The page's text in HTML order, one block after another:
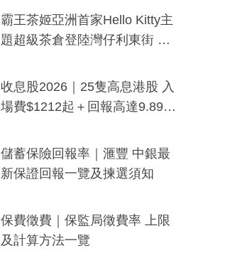
分鐘生成「貼地」宣傳短片
霸王茶姬亞洲首家Hello Kitty主
題超級茶倉登陸灣仔利東街 推
y及香港限定特調系列
收息股2026｜25隻高息港股 入
場費$1212起＋回報高達9.89
儲蓄保險回報率｜滙豐 中銀最
新保證回報一覽及揀選須知
保費徵費｜保監局徵費率 上限
及計算方法一覽